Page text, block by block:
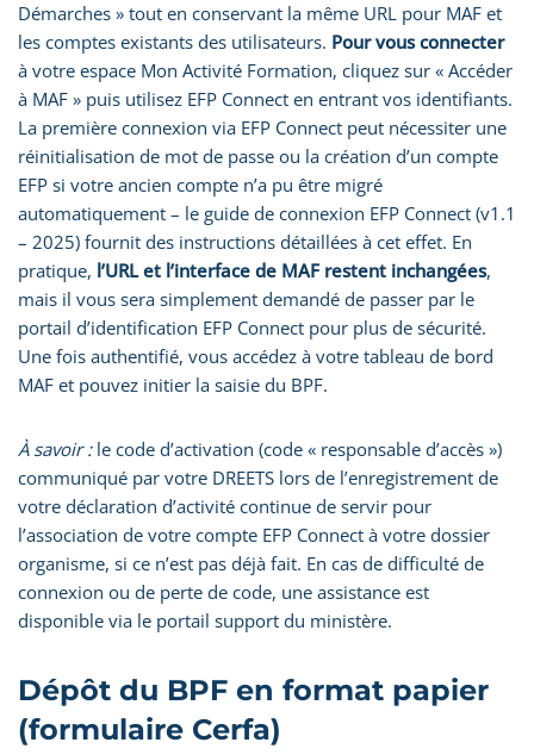
Démarches » tout en conservant la même URL pour MAF et
les comptes existants des utilisateurs. Pour vous connecter
à votre espace Mon Activité Formation, cliquez sur « Accéder
à MAF » puis utilisez EFP Connect en entrant vos identifiants.
La première connexion via EFP Connect peut nécessiter une
réinitialisation de mot de passe ou la création d’un compte
EFP si votre ancien compte n’a pu être migré
automatiquement – le guide de connexion EFP Connect (v1.1
– 2025) fournit des instructions détaillées à cet effet. En
pratique, l’URL et l’interface de MAF restent inchangées,
mais il vous sera simplement demandé de passer par le
portail d’identification EFP Connect pour plus de sécurité.
Une fois authentifié, vous accédez à votre tableau de bord
MAF et pouvez initier la saisie du BPF.
À savoir :le code d’activation (code « responsable d’accès »)
communiqué par votre DREETS lors de l’enregistrement de
votre déclaration d’activité continue de servir pour
l’association de votre compte EFP Connect à votre dossier
organisme, si ce n’est pas déjà fait. En cas de difficulté de
connexion ou de perte de code, une assistance est
disponible via le portail support du ministère.
Dépôt du BPF en format papier
(formulaire Cerfa)